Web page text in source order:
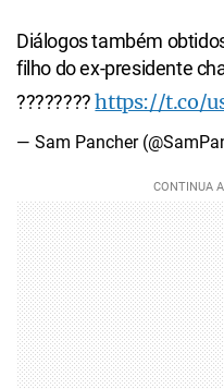
Diálogos também
filho do ex-presidente
????????https://t.co/
— Sam Pancher